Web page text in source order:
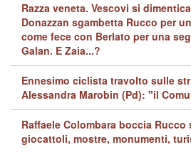
Razza veneta. Vescovi si
Donazzan sgambetta Rucco per
come fece con Berlato per una
Galan. E Zaia...?
Ennesimo ciclista travolto sulle
Alessandra Marobin (Pd): "il
Raffaele Colombara boccia Rucco
giocattoli, mostre, monumenti,